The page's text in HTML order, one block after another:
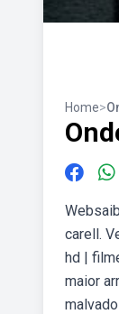
Home>
carell.
hd |
maior